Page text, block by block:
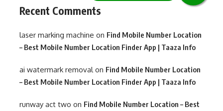
Recent Comments
laser marking machine on Find Mobile Number Location
– Best Mobile Number Location Finder App | Taaza Info
ai watermark removalon Find Mobile Number Location
– Best Mobile Number Location Finder App | Taaza Info
runway act two on Find Mobile Number Location – Best